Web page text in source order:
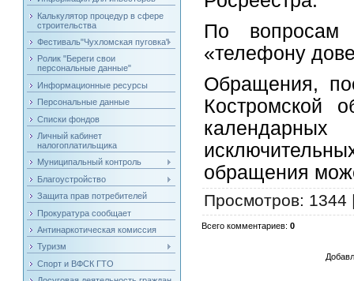
Калькулятор процедур в сфере
строительства
Фестиваль"Чухломская пуговка"
Ролик "Береги свои
персональные данные"
Информационные ресурсы
Персональные данные
Списки фондов
Личный кабинет
налогоплатильщика
Муниципальный контроль
Благоустройство
Защита прав потребителей
Прокуратура сообщает
Антинаркотическая комиссия
Туризм
Спорт и ВФСК ГТО
По вопросам
«телефону
Обращения,
Костромской
обращения
Просмотров:
Всего комментариев:0